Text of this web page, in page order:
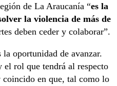
de La Araucanía “es la
la violencia de más de
deben ceder y colaborar”.
la oportunidad de avanzar.
el rol que tendrá al respecto
en que, tal como lo